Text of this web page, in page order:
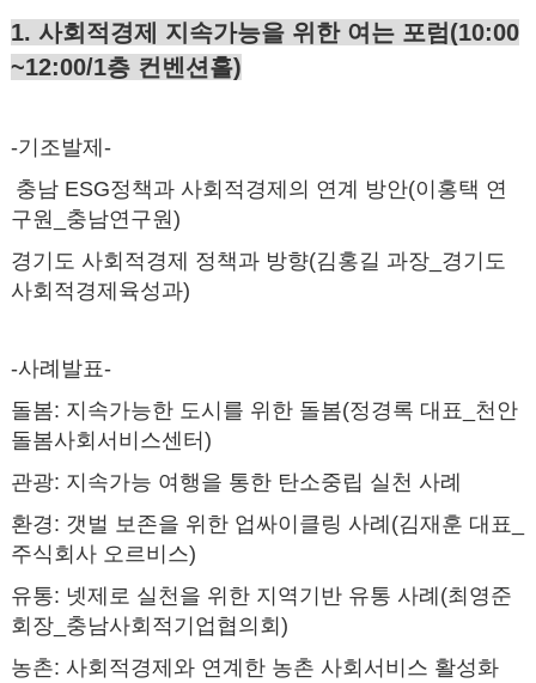
1. 사회적경제 지속가능을 위한 여는 포럼(10:00
~12:00/1층 컨벤션홀)
-기조발제-
충남 ESG정책과 사회적경제의 연계 방안(이홍택 연
구원_충남연구원)
경기도 사회적경제 정책과 방향(김홍길 과장_경기도
사회적경제육성과)
-사례발표-
돌봄: 지속가능한 도시를 위한 돌봄(정경록 대표_천안
돌봄사회서비스센터)
관광: 지속가능 여행을 통한 탄소중립 실천 사례
환경: 갯벌 보존을 위한 업싸이클링 사례(김재훈 대표_
주식회사 오르비스)
유통: 넷제로 실천을 위한 지역기반 유통 사례(최영준
회장_충남사회적기업협의회)
농촌: 사회적경제와 연계한 농촌 사회서비스 활성화